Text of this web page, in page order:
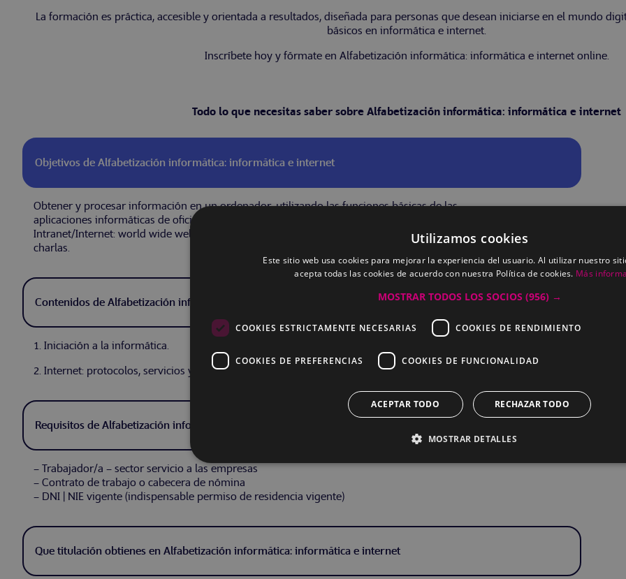
La formación es práctica, accesible y orientada a resultados, diseñada para personas que desean iniciarse en el mundo
básicos en informática e internet.
Inscríbete hoy y fórmate en Alfabetización informática: informática e internet online.
Todo lo que necesitas saber sobre Alfabetización informática: informática e internet
Objetivos de Alfabetización informática: informática e internet
Obtener y procesar información en un ordenador, utilizando las funciones básicas de las
aplicaciones informáticas de oficina y de los servicios y protocolos propios de una red
Intranet/Internet: world wide web, correo electrónico, videoconferencias, foros de discusión y
charlas.
Contenidos de Alfabetización informática: informática e internet
1. Iniciación a la informática.
2. Internet: protocolos, servicios y aplicaciones.
Requisitos de Alfabetización informática: informática e internet
– Trabajador/a – sector servicio a las empresas
– Contrato de trabajo o cabecera de nómina
– DNI | NIE vigente (indispensable permiso de residencia vigente)
Que titulación obtienes en Alfabetización informática: informática e internet
Utilizamos cookies
Este sitio web usa cookies para mejorar la experiencia del usuario. Al utilizar nuestro
acepta todas las cookies de acuerdo con nuestra Política de cookies. Más
MOSTRAR TODOS LOS SOCIOS (956) →
COOKIES ESTRICTAMENTE NECESARIAS COOKIES DE RENDIMIENTO
COOKIES DE PREFERENCIAS COOKIES DE FUNCIONALIDAD
ACEPTAR TODO RECHAZAR TODO
MOSTRAR DETALLES